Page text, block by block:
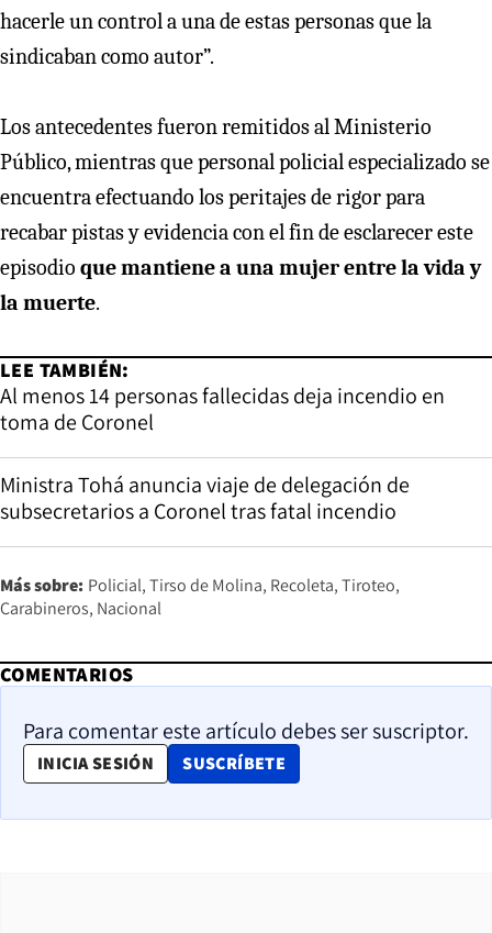
hacerle un control a una de estas personas que la
sindicaban como autor”.
Los antecedentes fueron remitidos al Ministerio
Público, mientras que personal policial especializado se
encuentra efectuando los peritajes de rigor para
recabar pistas y evidencia con el fin de esclarecer este
episodio que mantiene a una mujer entre la vida y
la muerte.
LEE TAMBIÉN:
Al menos 14 personas fallecidas deja incendio en
toma de Coronel
Ministra Tohá anuncia viaje de delegación de
subsecretarios a Coronel tras fatal incendio
Más sobre: Policial Tirso de Molina Recoleta Tiroteo
Carabineros Nacional
COMENTARIOS
Para comentar este artículo debes ser suscriptor.
INICIA SESIÓN SUSCRÍBETE
OPENS IN NEW WINDOW